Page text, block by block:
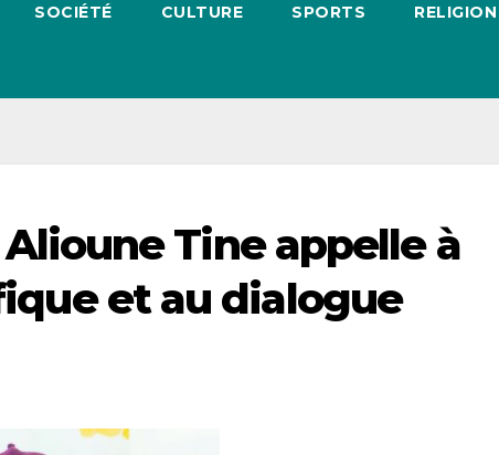
SOCIÉTÉ CULTURE SPORTS RELIGION
Tine appelle à
et au dialogue